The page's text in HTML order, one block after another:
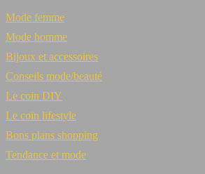
Mode femme
Mode homme
Bijoux et accessoires
Conseils mode/beauté
Le coin DIY
Le coin lifestyle
Bons plans shopping
Tendance et mode